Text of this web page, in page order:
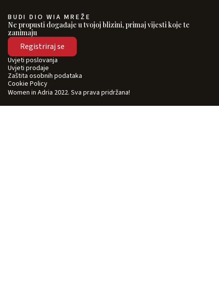
BUDI DIO WIA MREŽE
Ne propusti događaje u tvojoj blizini, primaj vijesti koje te
zanimaju
Registriraj se
Women in Adria 2022. Sva prava pridržana!
Uvjeti poslovanja
Uvjeti prodaje
Zaštita osobnih podataka
Cookie Policy